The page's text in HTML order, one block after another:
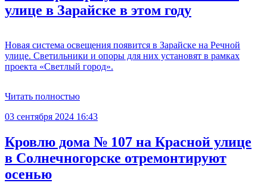
улице в Зарайске в этом году
Новая система освещения появится в Зарайске на Речной
улице. Светильники и опоры для них установят в рамках
проекта «Светлый город».
Читать полностью
03 сентября 2024 16:43
Кровлю дома № 107 на Красной улице
в Солнечногорске отремонтируют
осенью